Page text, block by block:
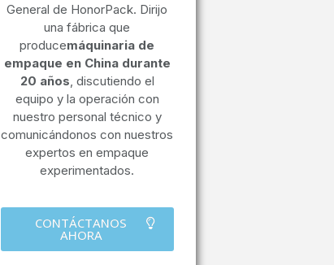
General de HonorPack. Dirijo
una fábrica que
producemáquinaria de
empaque en China durante
20 años, discutiendo el
equipo y la operación con
nuestro personal técnico y
comunicándonos con nuestros
expertos en empaque
experimentados.
CONTÁCTANOS
AHORA